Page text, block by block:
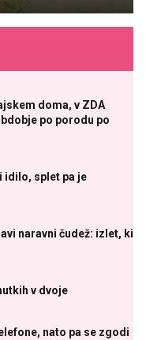
doma, v ZDA
po porodu po
idilo, splet pa je
naravni čudež: izlet, ki
v dvoje
nato pa se zgodi